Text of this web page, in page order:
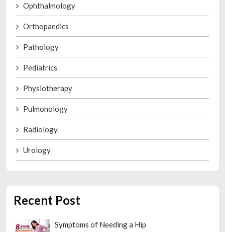
Ophthalmology
Orthopaedics
Pathology
Pediatrics
Physiotherapy
Pulmonology
Radiology
Urology
Recent Post
Symptoms of Needing a Hip